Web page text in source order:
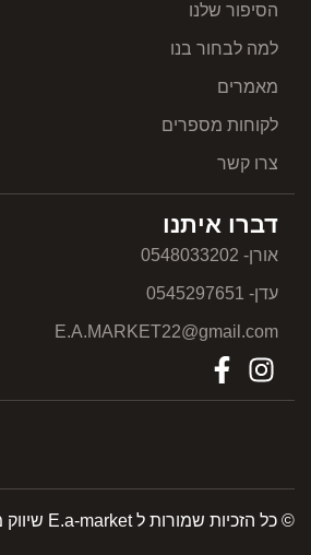
הסיפור שלנו
למה לבחור בנו
מאמרים
לקוחות מספרים
צרו קשר
דברו איתנו
אורן- 0548033202
עדן- 0545297651
E.A.MARKET22@gmail.com
© כל הזכיות שמורות ל E.a-market שיווק מוצרי דיטיילינג וצבע